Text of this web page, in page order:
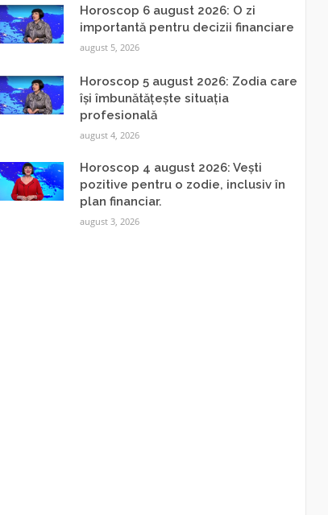
Horoscop 6 august 2026: O zi
importantă pentru decizii financiare
august 5, 2026
Horoscop 5 august 2026: Zodia care
își îmbunătățește situația
profesională
august 4, 2026
Horoscop 4 august 2026: Vești
pozitive pentru o zodie, inclusiv în
plan financiar.
august 3, 2026